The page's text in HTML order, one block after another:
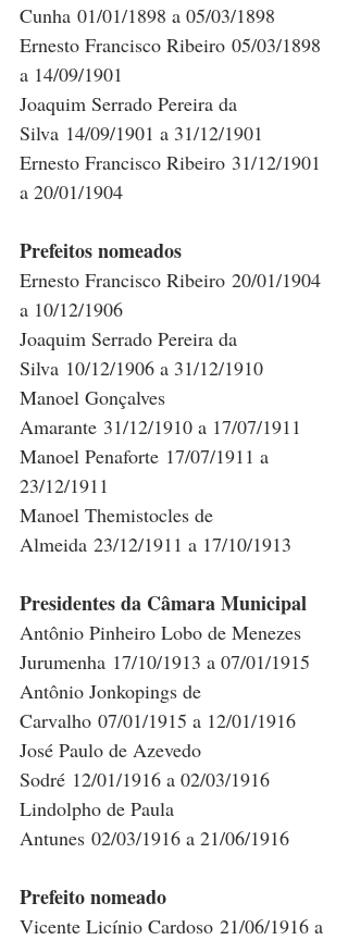
Cunha 01/01/1898 a 05/03/1898
Ernesto Francisco Ribeiro 05/03/1898
a 14/09/1901
Joaquim Serrado Pereira da
Silva 14/09/1901 a 31/12/1901
Ernesto Francisco Ribeiro 31/12/1901
a 20/01/1904
Prefeitos nomeados
Ernesto Francisco Ribeiro 20/01/1904
a 10/12/1906
Joaquim Serrado Pereira da
Silva 10/12/1906 a 31/12/1910
Manoel Gonçalves
Amarante 31/12/1910 a 17/07/1911
Manoel Penaforte 17/07/1911 a
23/12/1911
Manoel Themistocles de
Almeida 23/12/1911 a 17/10/1913
Presidentes da Câmara Municipal
Antônio Pinheiro Lobo de Menezes
Jurumenha 17/10/1913 a 07/01/1915
Antônio Jonkopings de
Carvalho 07/01/1915 a 12/01/1916
José Paulo de Azevedo
Sodré 12/01/1916 a 02/03/1916
Lindolpho de Paula
Antunes 02/03/1916 a 21/06/1916
Prefeito nomeado
Vicente Licínio Cardoso 21/06/1916 a